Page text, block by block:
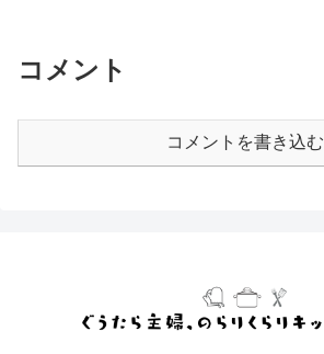
コメント
コメントを書き込む